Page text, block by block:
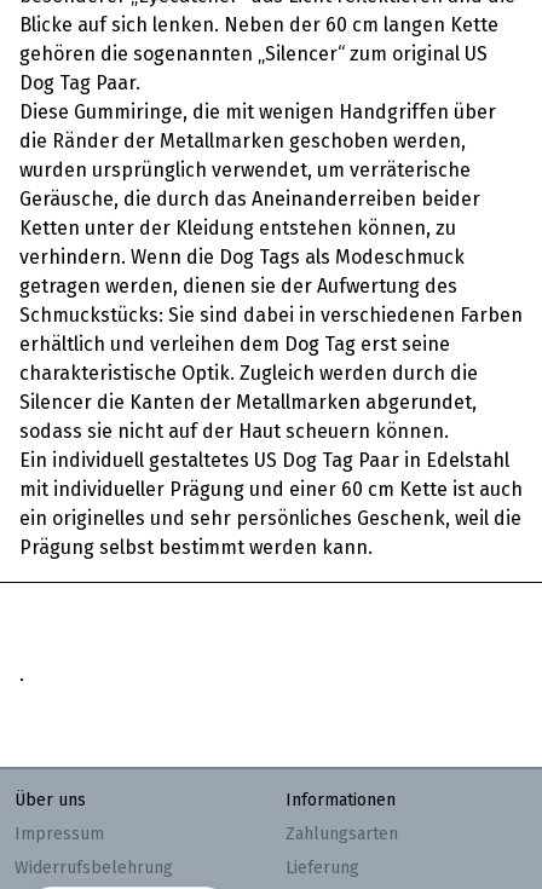
Blicke auf sich lenken. Neben der 60 cm langen Kette
gehören die sogenannten „Silencer“ zum original US
Dog Tag Paar.
Diese Gummiringe, die mit wenigen Handgriffen über
die Ränder der Metallmarken geschoben werden,
wurden ursprünglich verwendet, um verräterische
Geräusche, die durch das Aneinanderreiben beider
Ketten unter der Kleidung entstehen können, zu
verhindern. Wenn die Dog Tags als Modeschmuck
getragen werden, dienen sie der Aufwertung des
Schmuckstücks: Sie sind dabei in verschiedenen Farben
erhältlich und verleihen dem Dog Tag erst seine
charakteristische Optik. Zugleich werden durch die
Silencer die Kanten der Metallmarken abgerundet,
sodass sie nicht auf der Haut scheuern können.
Ein individuell gestaltetes US Dog Tag Paar in Edelstahl
mit individueller Prägung und einer 60 cm Kette ist auch
ein originelles und sehr persönliches Geschenk, weil die
Prägung selbst bestimmt werden kann.
.
Über uns
Impressum
Widerrufsbelehrung
Informationen
Zahlungsarten
Lieferung